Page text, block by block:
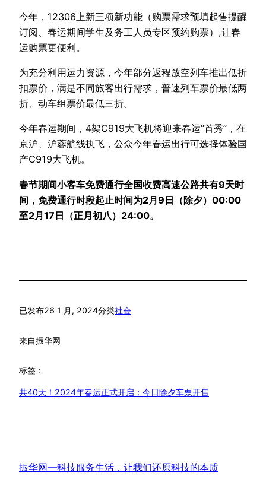
今年，12306上新三项新功能（购票需求预填起售提醒
订阅、春运期间学生及务工人员专区预约购票）,让春
运购票更便利。
为充分利用运力资源，今年部分返程放空列车推出低折
扣票价，满是不同旅客出行需求，普速列车票价最低两
折、动车组票价最低三折。
今年春运期间，4架C919大飞机将迎来春运“首秀”，在
京沪、沪蓉航线执飞，公众今年春运出行可选择体验国
产C919大飞机。
春节期间小客车免费通行全国收费高速公路共有9天时
间，免费通行时段起止时间为2月9日（除夕）00:00
至2月17日（正月初八）24:00。
已发布26 1 月, 2024分类社会
来自振华网
标签：
共40天！2024年春运正式开启：今日除夕车票开售
振华网—科技服务生活，让我们还原科技的本质